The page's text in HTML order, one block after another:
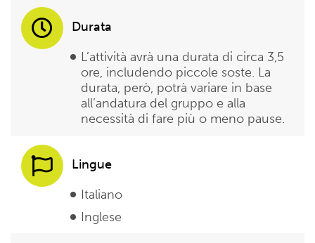
Durata
L’attività avrà una durata di circa 3,5
ore, includendo piccole soste. La
durata, però, potrà variare in base
all’andatura del gruppo e alla
necessità di fare più o meno pause.
Lingue
Italiano
Inglese